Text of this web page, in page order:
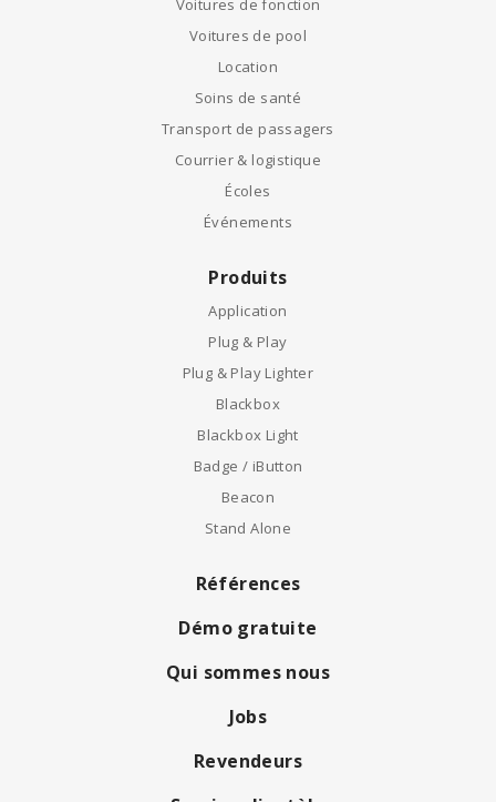
Voitures de fonction
Voitures de pool
Location
Soins de santé
Transport de passagers
Courrier & logistique
Écoles
Événements
Produits
Application
Plug & Play
Plug & Play Lighter
Blackbox
Blackbox Light
Badge / iButton
Beacon
Stand Alone
Références
Démo gratuite
Qui sommes nous
Jobs
Revendeurs